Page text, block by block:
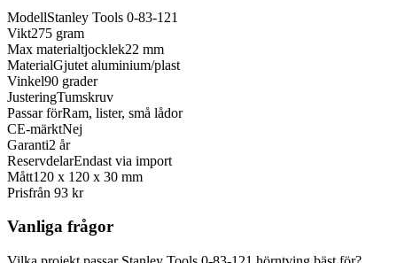
ModellStanley Tools 0-83-121
Vikt275 gram
Max materialtjocklek22 mm
MaterialGjutet aluminium/plast
Vinkel90 grader
JusteringTumskruv
Passar förRam, lister, små lådor
CE-märktNej
Garanti2 år
ReservdelarEndast via import
Mått120 x 120 x 30 mm
Prisfrån 93 kr
Vanliga frågor